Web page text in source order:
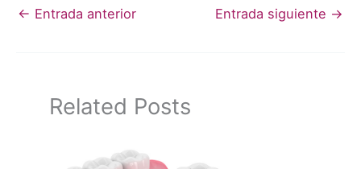
← Entrada anterior Entrada siguiente →
Related Posts